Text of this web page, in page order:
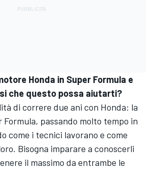
Honda in Super Formula e
che questo possa aiutarti?
di correre due ani con Honda: la
passando molto tempo in
come i tecnici lavorano e come
Bisogna imparare a conoscerli
il massimo da entrambe le